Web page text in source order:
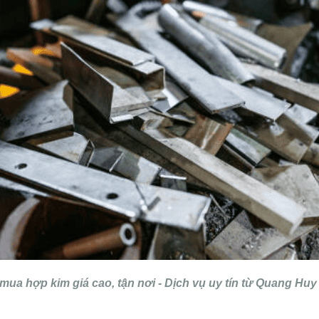
hợp kim giá cao, tận nơi - Dịch vụ uy tín từ Quang Huy